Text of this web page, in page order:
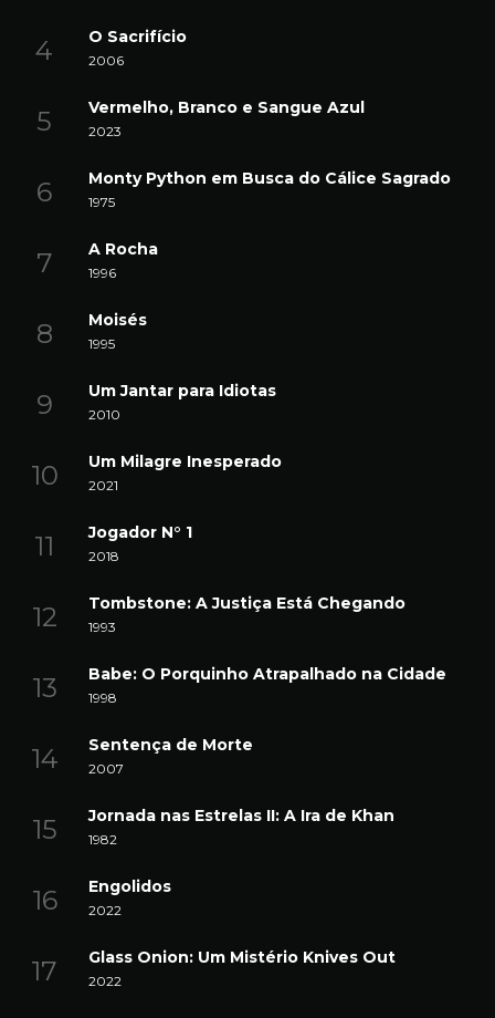
O Sacrifício
2006
Vermelho, Branco e Sangue Azul
2023
Monty Python em Busca do Cálice Sagrado
1975
A Rocha
1996
Moisés
1995
Um Jantar para Idiotas
2010
Um Milagre Inesperado
2021
Jogador N° 1
2018
Tombstone: A Justiça Está Chegando
1993
Babe: O Porquinho Atrapalhado na Cidade
1998
Sentença de Morte
2007
Jornada nas Estrelas II: A Ira de Khan
1982
Engolidos
2022
Glass Onion: Um Mistério Knives Out
2022